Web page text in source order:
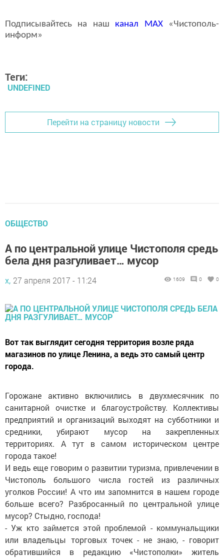
Подписывайтесь на наш канал MAX«Чистополь-
информ»
Теги:
UNDEFINED
Перейти на страницу новости
ОБЩЕСТВО
А по центральной улице Чистополя средь
бела дня разгуливает… мусор
х, 27 апреля 2017 - 11:24 1609 0 0
Вот так выглядит сегодня территория возле ряда
магазинов по улице Ленина, а ведь это самый центр
города.
Горожане активно включились в двухмесячник по
санитарной очистке и благоустройству. Коллективы
предприятий и организаций выходят на субботники и
средники, убирают мусор на закрепленных
территориях. А тут в самом историческом центре
города такое!
И ведь еще говорим о развитии туризма, привлечении в
Чистополь большого числа гостей из различных
уголков России! А что им запомнится в нашем городе
больше всего? Разбросанный по центральной улице
мусор? Стыдно, господа!
- Уж кто займется этой проблемой - коммунальщики
или владельцы торговых точек - не знаю, - говорит
обратившийся в редакцию «Чистополки» житель